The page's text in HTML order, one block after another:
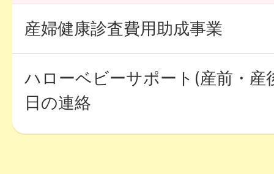
産婦健康診査費用助成事業
ハローベビーサポート(産前・産
日の連絡